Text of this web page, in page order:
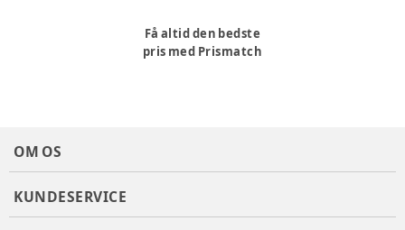
Få altid den bedste
pris med Prismatch
OM OS
KUNDESERVICE